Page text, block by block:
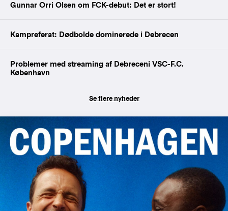
Gunnar Orri Olsen om FCK-debut: Det er stort!
Kampreferat: Dødbolde dominerede i Debrecen
Problemer med streaming af Debreceni VSC-F.C.
København
Se flere nyheder